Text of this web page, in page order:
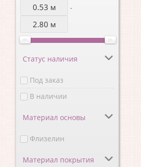
-
Статус наличия
Под заказ
В наличии
Материал основы
Флизелин
Материал покрытия